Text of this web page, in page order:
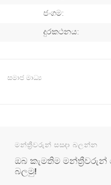
ජංගම:
දුරකථනය:
සමාජ මාධ්‍ය
මන්ත්‍රීවරුන් සසදා බලන්න
ඔබ කැමතිම මන්ත්‍රීවරුන්
බලමු!